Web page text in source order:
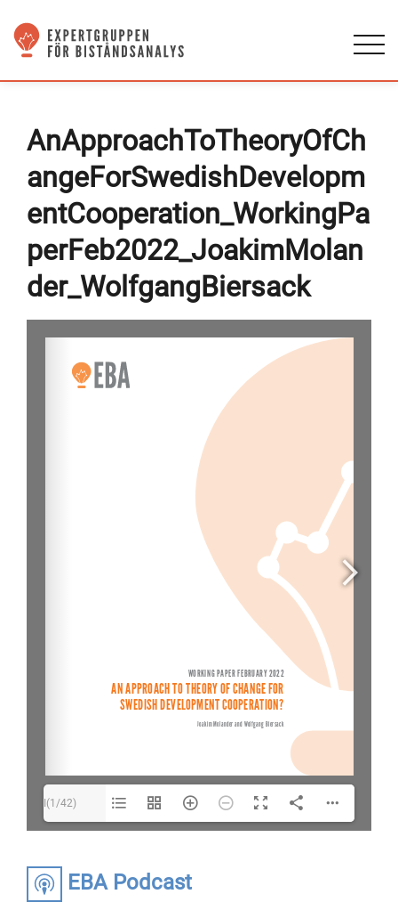
EBA Podcast
AnApproachToTheoryOfCh
angeForSwedishDevelopm
entCooperation_WorkingPa
perFeb2022_JoakimMolan
der_WolfgangBiersack
I(1/42)